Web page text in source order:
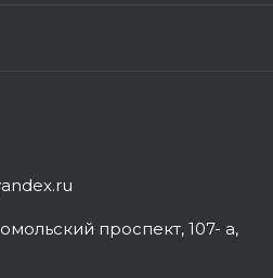
проспект, 107- а,